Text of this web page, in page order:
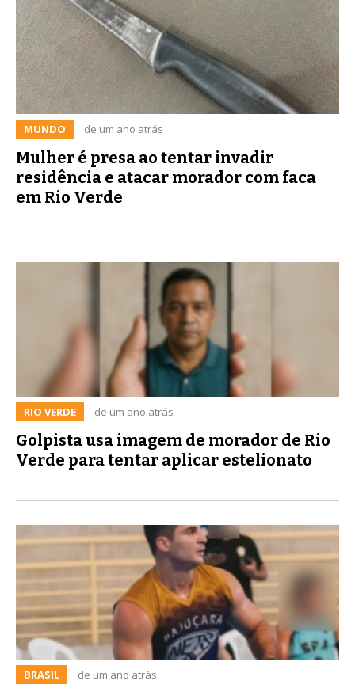
MUNDO de um ano atrás
Mulher é presa ao tentar invadir
residência e atacar morador com faca
em Rio Verde
RIO VERDE de um ano atrás
Golpista usa imagem de morador de Rio
Verde para tentar aplicar estelionato
BRASIL de um ano atrás